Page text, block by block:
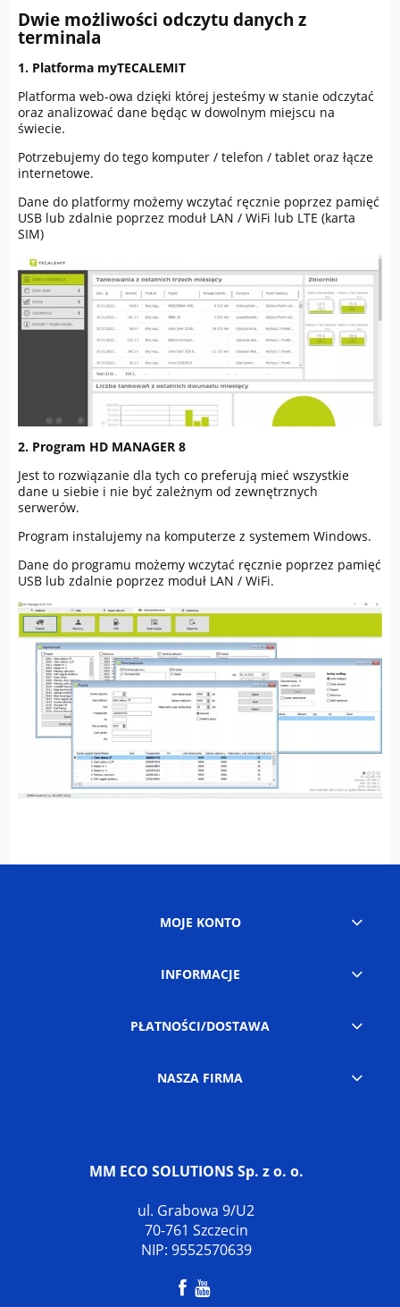
Dwie możliwości odczytu danych z
terminala
1. Platforma myTECALEMIT
Platforma web-owa dzięki której jesteśmy w stanie odczytać
oraz analizować dane będąc w dowolnym miejscu na
świecie.
Potrzebujemy do tego komputer / telefon / tablet oraz łącze
internetowe.
Dane do platformy możemy wczytać ręcznie poprzez pamięć
USB lub zdalnie poprzez moduł LAN / WiFi lub LTE (karta
SIM)
2. Program HD MANAGER 8
Jest to rozwiązanie dla tych co preferują mieć wszystkie
dane u siebie i nie być zależnym od zewnętrznych
serwerów.
Program instalujemy na komputerze z systemem Windows.
Dane do programu możemy wczytać ręcznie poprzez pamięć
USB lub zdalnie poprzez moduł LAN / WiFi.
MOJE KONTO
INFORMACJE
PŁATNOŚCI/DOSTAWA
NASZA FIRMA
MM ECO SOLUTIONS Sp. z o. o.
ul. Grabowa 9/U2
70-761 Szczecin
NIP: 9552570639